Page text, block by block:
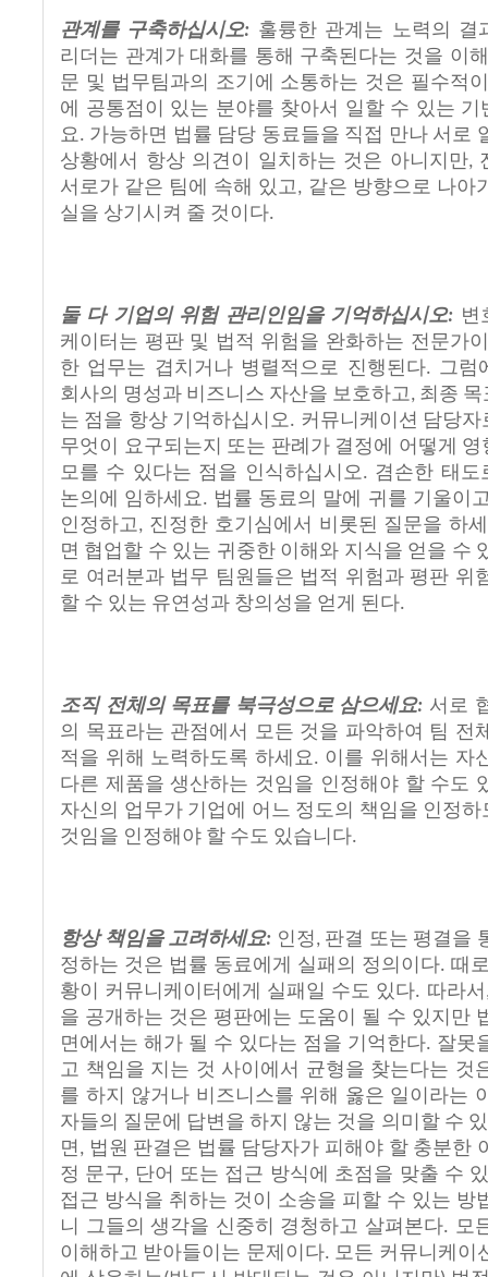
관계를 구축하십시오: 훌륭한 관계는 노력의
결
리더는 관계가 대화를 통해 구축된다는 것을 이
문 및 법무팀과의 조기에 소통하는 것은 필수적
에
공통점이 있는 분야를 찾아서 일할 수 있는 기
요. 가능하면 법률 담당 동료들을 직접 만나 서로
상황에서 항상 의견이 일치하는 것은 아니지만,
서로가 같은 팀에 속해 있고, 같은 방향으로 나아
실을 상기시켜 줄 것이다.
둘 다 기업의 위험 관리인임을 기억하십시오: 변
케이터는 평판 및 법적 위험을 완화하는 전문가
한 업무는 겹치거나 병렬적으로 진행된다. 그럼
회사의 명성과 비즈니스 자산을 보호하고, 최종 목
는 점을 항상 기억하십시오. 커뮤니케이션 담당자
무엇이
요구되는지 또는 판례가 결정에 어떻게 영
모를 수 있다는 점을 인식하십시오. 겸손한 태도
논의에
임하세요. 법률 동료의 말에 귀를 기울이
인정하고, 진정한 호기심에서 비롯된 질문을 하
면 협업할 수 있는 귀중한 이해와 지식을 얻을 수
로 여러분과 법무 팀원들은 법적 위험과 평판 위
할 수 있는 유연성과 창의성을 얻게 된다.
조직 전체의 목표를 북극성으로 삼으세요: 서로
의 목표라는 관점에서 모든 것을 파악하여 팀 전
적을 위해 노력하도록 하세요. 이를 위해서는 자
다른 제품을 생산하는 것임을 인정해야 할 수도
자신의 업무가 기업에 어느 정도의 책임을 인정하
것임을 인정해야 할 수도 있습니다.
항상 책임을 고려하세요: 인정, 판결 또는 평결을
정하는 것은 법률 동료에게 실패의 정의이다. 때
황이
커뮤니케이터에게 실패일 수도 있다. 따라서
을 공개하는 것은 평판에는 도움이 될 수 있지만
면에서는 해가 될 수 있다는 점을 기억한다. 잘못
고 책임을 지는 것 사이에서 균형을 찾는다는 것
를 하지 않거나 비즈니스를 위해 옳은 일이라는
자들의 질문에 답변을 하지 않는 것을 의미할 수
면, 법원 판결은 법률 담당자가 피해야 할 충분한
정 문구, 단어 또는 접근 방식에 초점을 맞출 수
접근 방식을 취하는 것이 소송을 피할 수 있는 방
니
그들의 생각을 신중히 경청하고 살펴본다. 모
이해하고 받아들이는 문제이다. 모든 커뮤니케이